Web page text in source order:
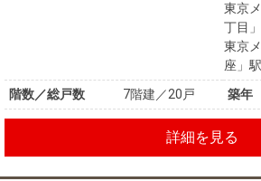
東京
丁目
東京
座」
階数／総戸数
7階建／20戸 築年
詳細を見る